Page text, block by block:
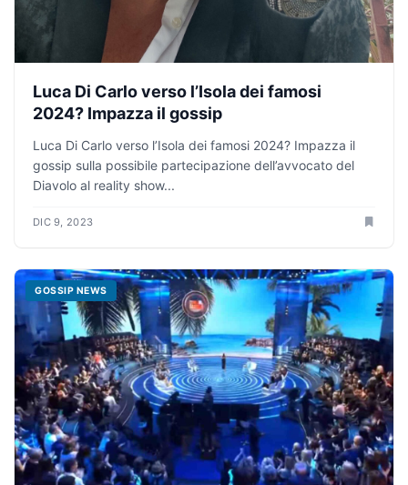
Luca Di Carlo verso l’Isola dei famosi
2024? Impazza il gossip
Luca Di Carlo verso l’Isola dei famosi 2024? Impazza il
gossip sulla possibile partecipazione dell’avvocato del
Diavolo al reality show...
DIC 9, 2023
GOSSIP NEWS